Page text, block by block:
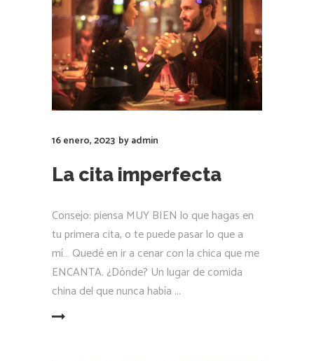
16 enero, 2023 byadmin
La cita imperfecta
Consejo: piensa MUY BIEN lo que hagas en
tu primera cita, o te puede pasar lo que a
mí… Quedé en ir a cenar con la chica que me
ENCANTA. ¿Dónde? Un lugar de comida
china del que nunca había